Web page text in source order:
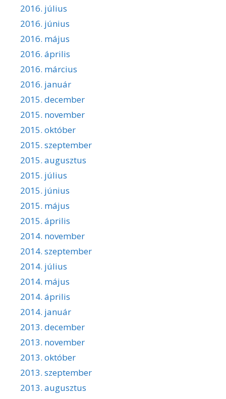
2016. július
2016. június
2016. május
2016. április
2016. március
2016. január
2015. december
2015. november
2015. október
2015. szeptember
2015. augusztus
2015. július
2015. június
2015. május
2015. április
2014. november
2014. szeptember
2014. július
2014. május
2014. április
2014. január
2013. december
2013. november
2013. október
2013. szeptember
2013. augusztus